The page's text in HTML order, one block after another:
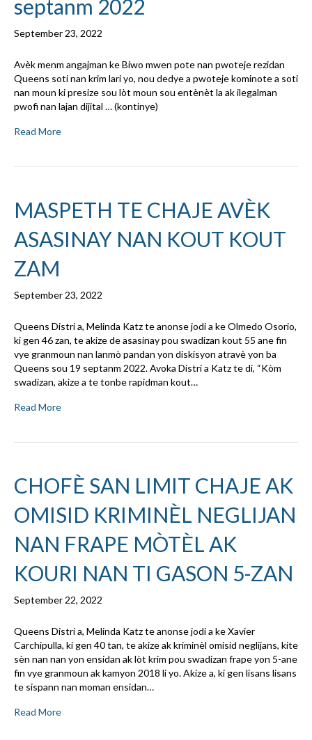
septanm 2022
September 23, 2022
Avèk menm angajman ke Biwo mwen pote nan pwoteje rezidan
Queens soti nan krim lari yo, nou dedye a pwoteje kominote a soti
nan moun ki presize sou lòt moun sou entènèt la ak ilegalman
pwofi nan lajan dijital … (kontinye)
Read More
MASPETH TE CHAJE AVÈK
ASASINAY NAN KOUT KOUT
ZAM
September 23, 2022
Queens Distri a, Melinda Katz te anonse jodi a ke Olmedo Osorio,
ki gen 46 zan, te akize de asasinay pou swadizan kout 55 ane fin
vye granmoun nan lanmò pandan yon diskisyon atravè yon ba
Queens sou 19 septanm 2022. Avoka Distri a Katz te di, “Kòm
swadizan, akize a te tonbe rapidman kout…
Read More
CHOFÈ SAN LIMIT CHAJE AK
OMISID KRIMINÈL NEGLIJAN
NAN FRAPE MÒTÈL AK
KOURI NAN TI GASON 5-ZAN
September 22, 2022
Queens Distri a, Melinda Katz te anonse jodi a ke Xavier
Carchipulla, ki gen 40 tan, te akize ak kriminèl omisid neglijans, kite
sèn nan nan yon ensidan ak lòt krim pou swadizan frape yon 5-ane
fin vye granmoun ak kamyon 2018 li yo. Akize a, ki gen lisans lisans
te sispann nan moman ensidan…
Read More